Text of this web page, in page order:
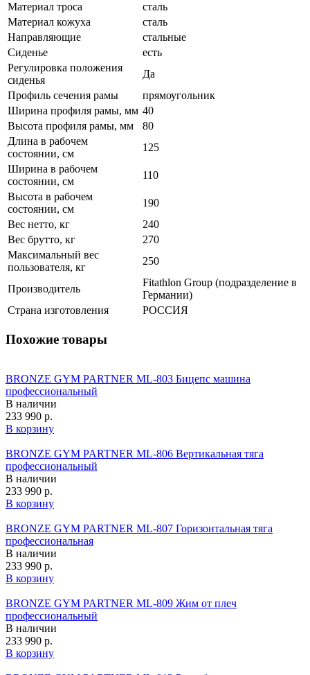
Материал троса
сталь
Материал кожуха
сталь
Направляющие
стальные
Сиденье
есть
Регулировка положения
сиденья
Да
Профиль сечения рамы
прямоугольник
Ширина профиля рамы, мм 40
Высота профиля рамы, мм
80
Длина в рабочем
состоянии, см
125
Ширина в рабочем
состоянии, см
110
Высота в рабочем
состоянии, см
190
Вес нетто, кг
240
Вес брутто, кг
270
Максимальный вес
пользователя, кг
250
Производитель
Fitathlon Group (подразделение в
Германии)
Страна изготовления
РОССИЯ
Похожие товары
BRONZE GYM PARTNER ML-803 Бицепс машина
профессиональный
В наличии
233 990 р.
В корзину
BRONZE GYM PARTNER ML-806 Вертикальная тяга
профессиональный
В наличии
233 990 р.
В корзину
BRONZE GYM PARTNER ML-807 Горизонтальная тяга
профессиональная
В наличии
233 990 р.
В корзину
BRONZE GYM PARTNER ML-809 Жим от плеч
профессиональный
В наличии
233 990 р.
В корзину